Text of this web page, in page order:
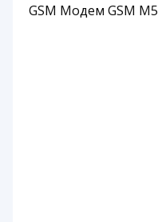
GSM Модем GSM M5